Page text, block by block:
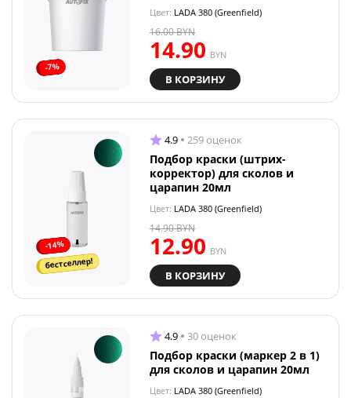
-7%
Цвет: LADA 380 (Greenfield)
14.90 BYN
16.00BYN
В КОРЗИНУ
-14%
бестселлер!
4.9 259 оценок
Подбор краски (штрих-
корректор) для сколов и
царапин 20мл
Цвет: LADA 380 (Greenfield)
12.90 BYN
14.90BYN
В КОРЗИНУ
4.9 30 оценок
Подбор краски (маркер 2 в 1)
для сколов и царапин 20мл
Цвет: LADA 380 (Greenfield)